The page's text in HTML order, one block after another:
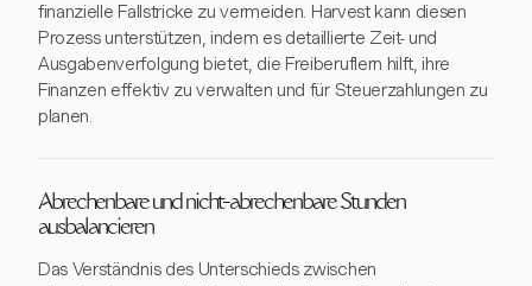
finanzielle Fallstricke zu vermeiden. Harvest kann diesen
Prozess unterstützen, indem es detaillierte Zeit- und
Ausgabenverfolgung bietet, die Freiberuflern hilft, ihre
Finanzen effektiv zu verwalten und für Steuerzahlungen zu
planen.
Abrechenbare und nicht-abrechenbare Stunden
ausbalancieren
Das Verständnis des Unterschieds zwischen